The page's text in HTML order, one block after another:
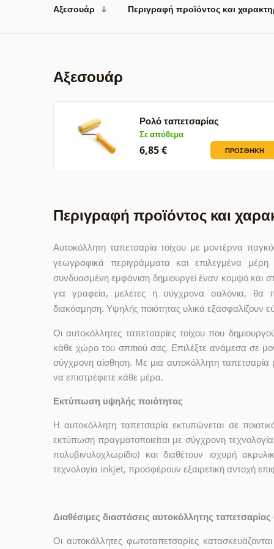
Αξεσουάρ Περιγραφή προϊόντος και
Αξεσουάρ
Ρολό ταπετσαρίας
Σε απόθεμα
6,85 € ΠΡΟΣΘΉΚΗ
Περιγραφή προϊόντος και
Αυτοκόλλητη ταπετσαρία τοίχου με μοντέρνα
γεωγραφικά περιγράμματα και επιλεγμένα
συνδυασμένη εμφάνιση δημιουργεί έναν κομψό και
για γραφεία, μελέτες ή σύγχρονα σαλόνια, θα
διακόσμηση. Υψηλής ποιότητας υλικά εξασφαλίζουν
Οι αυτοκόλλητες ταπετσαρίες τοίχου που
κάθε χώρο του σπιτιού σας. Επιλέξτε ανάμεσα σε
σύγχρονη αίσθηση. Με μια αυτοκόλλητη
να επιστρέφετε κάθε μέρα.
Εκτύπωση υψηλής ποιότητας
Η αυτοκόλλητη ταπετσαρία εκτυπώνεται σε
εκτύπωση πραγματοποιείται με σύγχρονη
πολυβινυλοχλωρίδιο) και διαθέτουν ισχυρή
τεχνολογία inkjet, προσφέρουν εξαιρετική αντοχή
Διαθέσιμες διαστάσεις αυτοκόλλητης
Οι αυτοκόλλητες φωτοταπετσαρίες